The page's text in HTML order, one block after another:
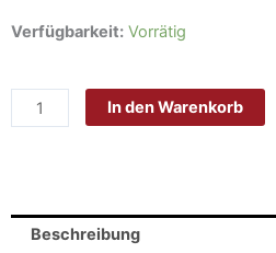
Verfügbarkeit: Vorrätig
Saphir
Schuhcreme
Blau
Menge
In den Warenkorb
Beschreibung